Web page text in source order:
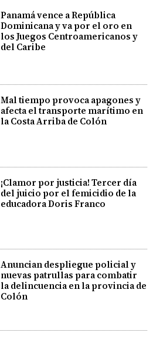
Panamá vence a República
Dominicana y va por el oro en
los Juegos Centroamericanos y
del Caribe
Mal tiempo provoca apagones y
afecta el transporte marítimo en
la Costa Arriba de Colón
¡Clamor por justicia! Tercer día
del juicio por el femicidio de la
educadora Doris Franco
Anuncian despliegue policial y
nuevas patrullas para combatir
la delincuencia en la provincia de
Colón